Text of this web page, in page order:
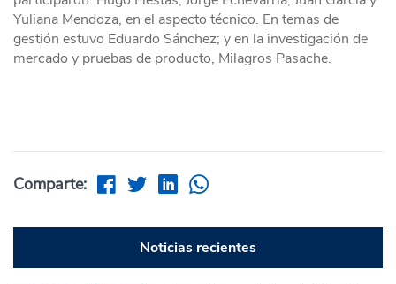
Yuliana Mendoza, en el aspecto técnico. En temas de
gestión estuvo Eduardo Sánchez; y en la investigación de
mercado y pruebas de producto, Milagros Pasache.
Comparte:
Noticias recientes